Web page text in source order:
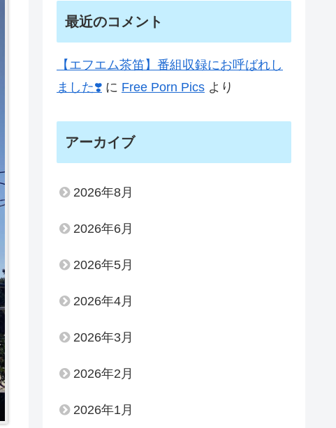
最近のコメント
【エフエム茶笛】番組収録にお呼ばれし
ました❣️ に Free Porn Pics より
アーカイブ
2026年8月
2026年6月
2026年5月
2026年4月
2026年3月
2026年2月
2026年1月